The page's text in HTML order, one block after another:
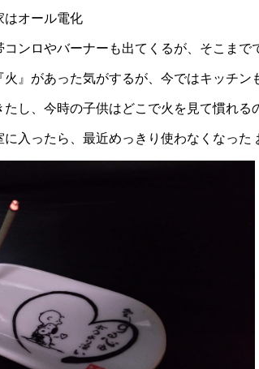
はオール電化
ンロやバーナーも出てくるが、そこまで
』があった気がするが、今ではキッチン
たし、今時の子供はどこで火を見て慣れる
入ったら、最近めっきり使わなくなっ